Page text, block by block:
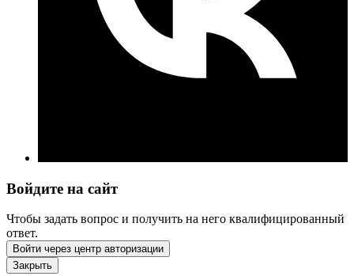
Войдите на сайт
Чтобы задать вопрос и получить на него квалифицированный
ответ.
Войти через центр авторизации
Закрыть